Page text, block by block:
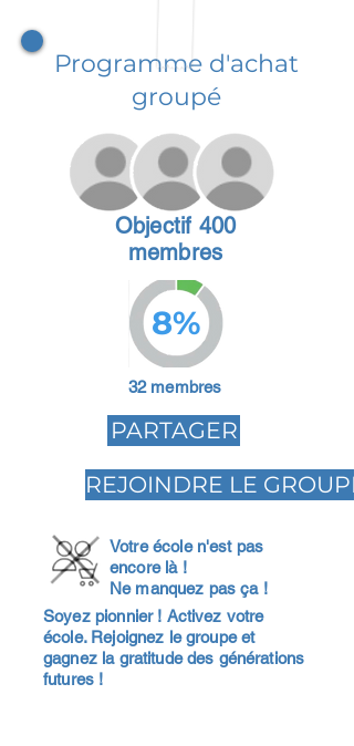
Programme d'achat
groupé
Objectif 400
membres
8%
32 membres
PARTAGER
REJOINDRE LE GROUPE
Votre école n'est pas
encore là !
Ne manquez pas ça !
Soyez pionnier ! Activez votre
école. Rejoignez le groupe et
gagnez la gratitude des générations
futures !